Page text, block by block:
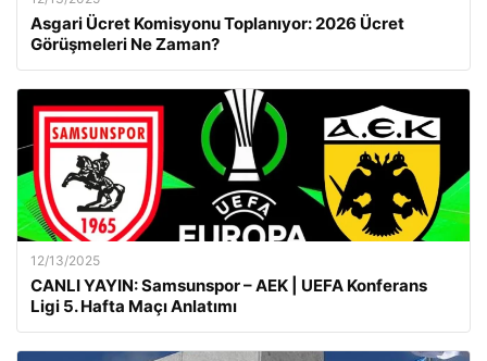
Asgari Ücret Komisyonu Toplanıyor: 2026 Ücret
Görüşmeleri Ne Zaman?
12/13/2025
CANLI YAYIN: Samsunspor – AEK | UEFA Konferans
Ligi 5. Hafta Maçı Anlatımı